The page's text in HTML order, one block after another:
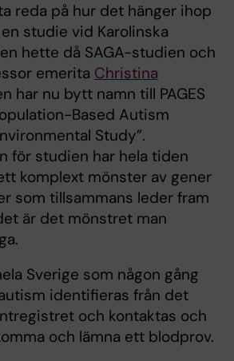
reda på hur det hänger ihop
studie vid Karolinska
hette då SAGA-studien och
emerita Christina
har nu bytt namn till PAGES
Based Autism
Study”.
för studien har hela tiden
komplext mönster av gener
som tillsammans leder fram
är det mönstret man
Sverige som någon gång
identifieras från det
och kontaktas och
och lämna ett blodprov.